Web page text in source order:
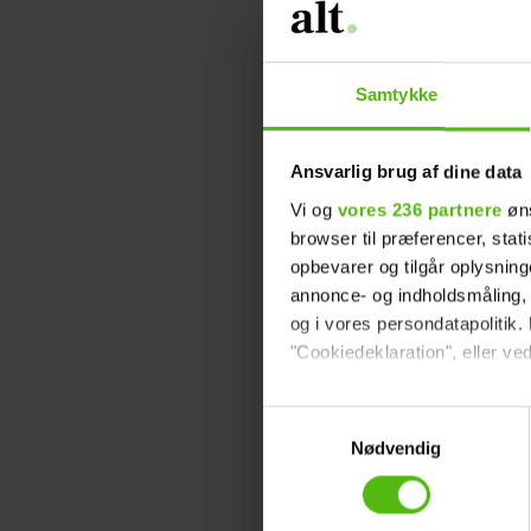
Samtykke
Ansvarlig brug af dine data
Vi og vores 236 partnere
browser til præferencer,
opbevarer og tilgår
annonce- og
og i vores
"Cookiedeklaration", eller
Dine valg anvendes på hele
Vi ønsker dit samtykke til at
Vi anvender egne cookies
Nødvendig
Vi
Conrad
Læs
Conrad
Siden
Det nye
- Jeg